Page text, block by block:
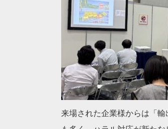
来場された企業様からは「